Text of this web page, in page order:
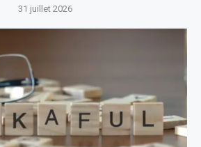
31 juillet 2026